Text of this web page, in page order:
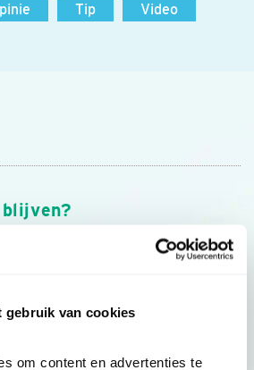
gebruik van cookies
om content en advertenties te
Tip
Video
nieuws, inspiratie, acties en tips
van Vogelbescherming.